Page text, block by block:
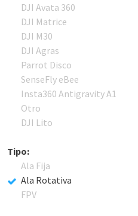
DJI Avata 360
DJI Matrice
DJI M30
DJI Agras
Parrot Disco
SenseFly eBee
Insta360 Antigravity A1
Otro
DJI Lito
Tipo:
Ala Fija
Ala Rotativa
FPV